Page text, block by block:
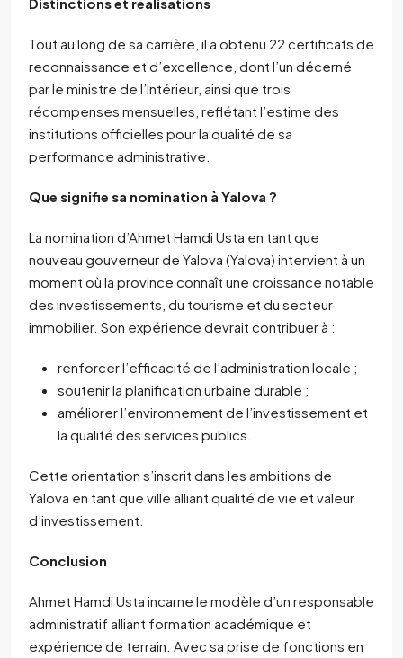
Tout au long de sa carrière, il a obtenu 22 certificats de
reconnaissance et d’excellence, dont l’un décerné
par le ministre de l’Intérieur, ainsi que trois
récompenses mensuelles, reflétant l’estime des
institutions officielles pour la qualité de sa
performance administrative.
Que signifie sa nomination à Yalova ?
La nomination d’Ahmet Hamdi Usta en tant que
nouveau gouverneur de Yalova (Yalova) intervient à un
moment où la province connaît une croissance notable
des investissements, du tourisme et du secteur
immobilier. Son expérience devrait contribuer à :
renforcer l’efficacité de l’administration locale ;
soutenir la planification urbaine durable ;
améliorer l’environnement de l’investissement et
la qualité des services publics.
Cette orientation s’inscrit dans les ambitions de
Yalova en tant que ville alliant qualité de vie et valeur
d’investissement.
Conclusion
Ahmet Hamdi Usta incarne le modèle d’un responsable
administratif alliant formation académique et
expérience de terrain. Avec sa prise de fonctions en